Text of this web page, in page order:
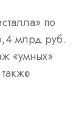
по
млрд руб.
«умных»